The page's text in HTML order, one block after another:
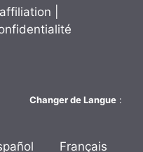
Changer de Langue :
Français